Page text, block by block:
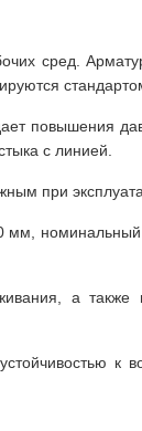
сред.
повышения
с линией.
при
мм,
а также
к